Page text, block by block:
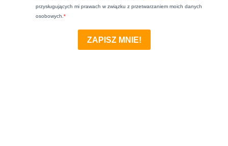
przysługujących mi prawach w związku z przetwarzaniem moich danych
osobowych.
ZAPISZ MNIE!